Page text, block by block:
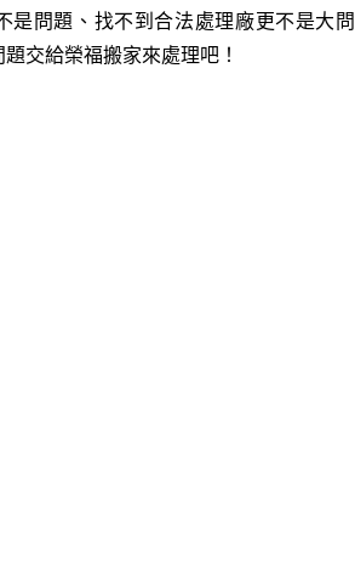
是問題、找不到合法處理廠更不是大問
交給榮福搬家來處理吧！